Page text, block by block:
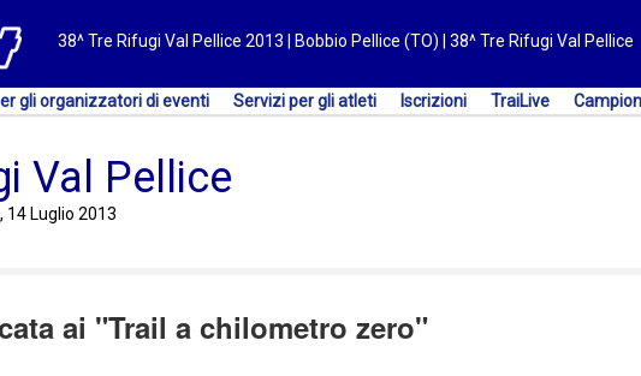
38^ Tre Rifugi Val Pellice 2013 | Bobbio Pellice (TO) | 38^ Tre Rifugi Val Pellice
gli organizzatori di eventi Servizi per gli atleti Iscrizioni TraiLive
Val Pellice
14 Luglio 2013
ai "Trail a chilometro zero"